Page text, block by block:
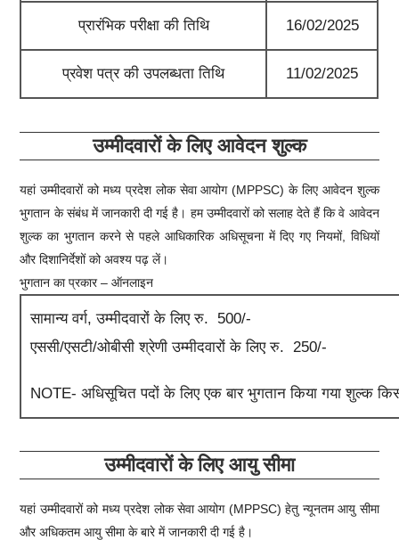
प्रारंभिक परीक्षा की तिथि 16/02/2025
प्रवेश पत्र की उपलब्धता तिथि 11/02/2025
उम्मीदवारों के लिए आवेदन शुल्क
यहां उम्मीदवारों को मध्य प्रदेश लोक सेवा आयोग (MPPSC) के लिए आवेदन शुल्क
भुगतान के संबंध में जानकारी दी गई है। हम उम्मीदवारों को सलाह देते हैं कि वे आवेदन
शुल्क का भुगतान करने से पहले आधिकारिक अधिसूचना में दिए गए नियमों, विधियों
और दिशानिर्देशों को अवश्य पढ़ लें।
भुगतान का प्रकार – ऑनलाइन
सामान्य वर्ग, उम्मीदवारों के लिए रु. 500/-
एससी/एसटी/ओबीसी श्रेणी उम्मीदवारों के लिए रु. 250/-
NOTE- अधिसूचित पदों के लिए एक बार भुगतान किया गया शुल्क
उम्मीदवारों के लिए आयु सीमा
यहां उम्मीदवारों को मध्य प्रदेश लोक सेवा आयोग (MPPSC) हेतु न्यूनतम आयु सीमा
और अधिकतम आयु सीमा के बारे में जानकारी दी गई है।